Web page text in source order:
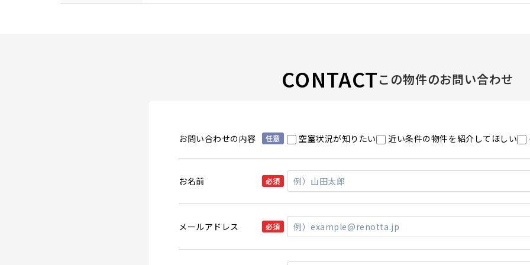
CONTACTこの物件のお問い合わせ
お問い合わせの内容 任意 空室状況が知りたい 近い条件の物件を紹介してほしい
お名前 必須
メールアドレス 必須